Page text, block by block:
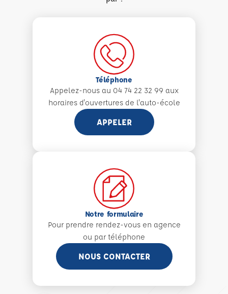
Téléphone
Appelez-nous au 04 74 22 32 99 aux
horaires d'ouvertures de l'auto-école
APPELER
Notre formulaire
Pour prendre rendez-vous en agence
ou par téléphone
NOUS CONTACTER